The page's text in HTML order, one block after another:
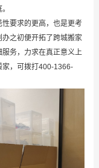
要求的更高，也是更考
之初便开拓了跨城搬家
务，力求在真正意义上
家，可拨打400-1366-